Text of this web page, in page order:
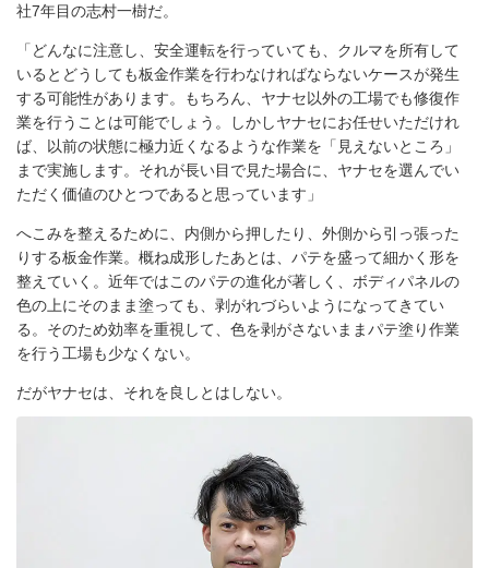
社7年目の志村一樹だ。
「どんなに注意し、安全運転を行っていても、クルマを所有して
いるとどうしても板金作業を行わなければならないケースが発生
する可能性があります。もちろん、ヤナセ以外の工場でも修復作
業を行うことは可能でしょう。しかしヤナセにお任せいただけれ
ば、以前の状態に極力近くなるような作業を「見えないところ」
まで実施します。それが長い目で見た場合に、ヤナセを選んでい
ただく価値のひとつであると思っています」
へこみを整えるために、内側から押したり、外側から引っ張った
りする板金作業。概ね成形したあとは、パテを盛って細かく形を
整えていく。近年ではこのパテの進化が著しく、ボディパネルの
色の上にそのまま塗っても、剥がれづらいようになってきてい
る。そのため効率を重視して、色を剥がさないままパテ塗り作業
を行う工場も少なくない。
だがヤナセは、それを良しとはしない。